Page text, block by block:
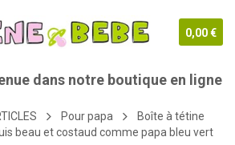
0,00 €
dans notre boutique en ligne
Pour papa
Boîte à tétine
beau et costaud comme papa bleu vert